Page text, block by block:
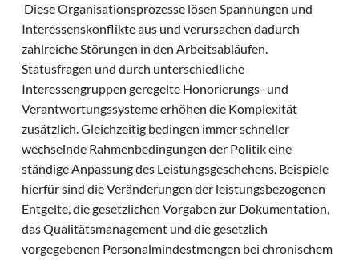
Diese Organisationsprozesse lösen Spannungen und
Interessenskonflikte aus und verursachen dadurch
zahlreiche Störungen in den Arbeitsabläufen.
Statusfragen und durch unterschiedliche
Interessengruppen geregelte Honorierungs- und
Verantwortungssysteme erhöhen die Komplexität
zusätzlich. Gleichzeitig bedingen immer schneller
wechselnde Rahmenbedingungen der Politik eine
ständige Anpassung des Leistungsgeschehens. Beispiele
hierfür sind die Veränderungen der leistungsbezogenen
Entgelte, die gesetzlichen Vorgaben zur Dokumentation,
das Qualitätsmanagement und die gesetzlich
vorgegebenen Personalmindestmengen bei chronischem